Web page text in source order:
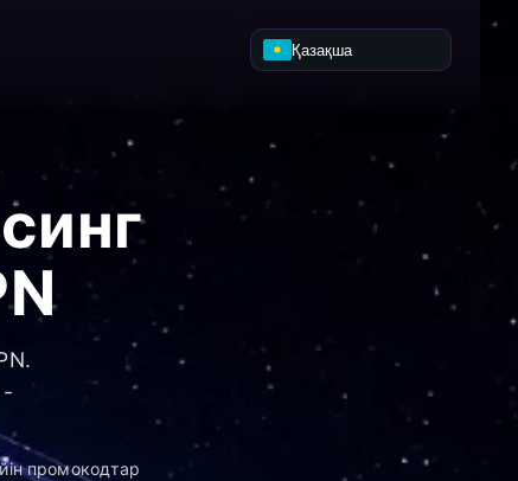
Қазақша
промокодтар